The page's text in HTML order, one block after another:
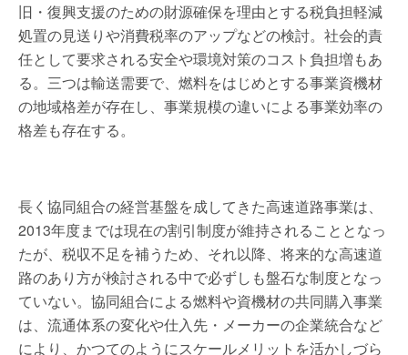
旧・復興支援のための財源確保を理由とする税負担軽減
処置の見送りや消費税率のアップなどの検討。社会的責
任として要求される安全や環境対策のコスト負担増もあ
る。三つは輸送需要で、燃料をはじめとする事業資機材
の地域格差が存在し、事業規模の違いによる事業効率の
格差も存在する。
長く協同組合の経営基盤を成してきた高速道路事業は、
2013年度までは現在の割引制度が維持されることとなっ
たが、税収不足を補うため、それ以降、将来的な高速道
路のあり方が検討される中で必ずしも盤石な制度となっ
ていない。協同組合による燃料や資機材の共同購入事業
は、流通体系の変化や仕入先・メーカーの企業統合など
により、かつてのようにスケールメリットを活かしづら